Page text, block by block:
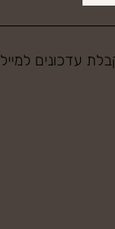
עדכונים